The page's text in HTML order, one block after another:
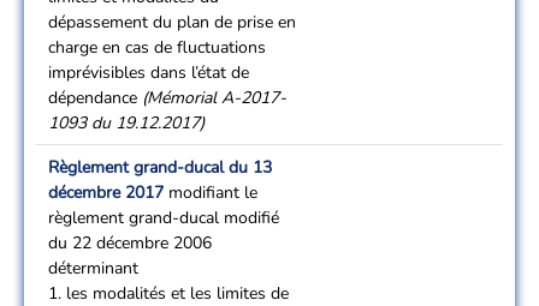
dépassement du plan de prise en
charge en cas de fluctuations
imprévisibles dans l’état de
dépendance (Mémorial A-2017-
1093 du 19.12.2017)
Règlement grand-ducal du 13
décembre 2017 modifiant le
règlement grand-ducal modifié
du 22 décembre 2006
déterminant
1. les modalités et les limites de